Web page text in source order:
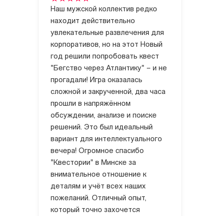
Наш мужской коллектив редко
находит действительно
увлекательные развлечения для
корпоративов, но на этот Новый
год решили попробовать квест
"Бегство через Атлантику" – и не
прогадали! Игра оказалась
сложной и закрученной, два часа
прошли в напряжённом
обсуждении, анализе и поиске
решений. Это был идеальный
вариант для интеллектуального
вечера! Огромное спасибо
"Квестории" в Минске за
внимательное отношение к
деталям и учёт всех наших
пожеланий. Отличный опыт,
который точно захочется